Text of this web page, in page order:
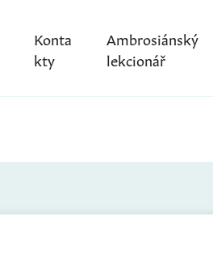
Konta
kty
Ambrosiánský
lekcionář